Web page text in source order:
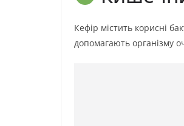
Кефір містить корисні
допомагають організму